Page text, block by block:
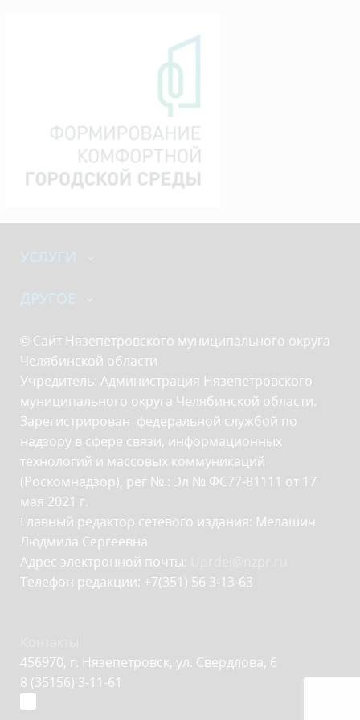
УСЛУГИ
ДРУГОЕ
© Сайт Нязепетровского муниципального округа
Челябинской области
Учредитель: Администрация Нязепетровского
муниципального округа Челябинской области.
Зарегистрирован федеральной службой по
надзору в сфере связи, информационных
технологий и массовых коммуникаций
(Роскомнадзор), рег № : Эл № ФС77-81111 от 17
мая 2021 г.
Главный редактор сетевого издания: Мелашич
Людмила Сергеевна
Адрес электронной почты:
Телефон редакции: +7(351) 56 3-13-63
456970, г. Нязепетровск, ул. Свердлова, 6
8 (35156) 3-11-61